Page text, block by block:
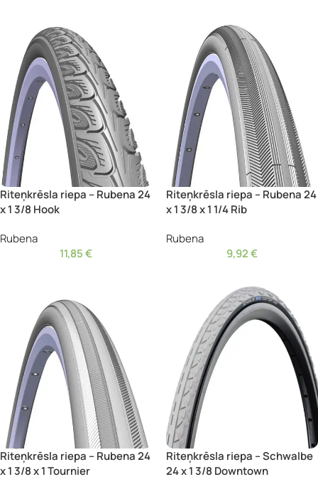
Riteņkrēsla riepa – Rubena 24
x 1 3/8 Hook
Rubena
11,85€
Riteņkrēsla riepa – Rubena 24
x 1 3/8 x 1 1/4 Rib
Rubena
9,92€
Riteņkrēsla riepa – Rubena 24
x 1 3/8 x 1 Tournier
Riteņkrēsla riepa – Schwalbe
24 x 1 3/8 Downtown